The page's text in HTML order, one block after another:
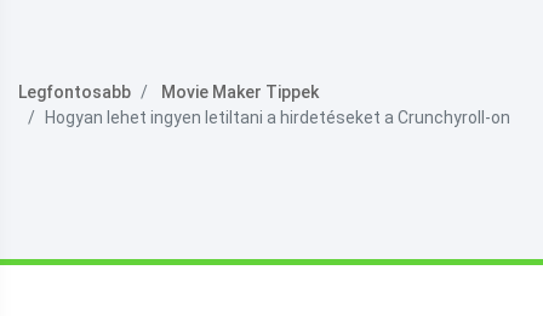
Legfontosabb
Movie Maker Tippek
Hogyan lehet ingyen letiltani a hirdetéseket a Crunchyroll-on